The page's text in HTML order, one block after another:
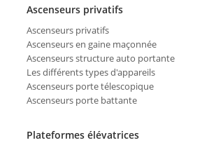
Ascenseurs privatifs
Ascenseurs privatifs
Ascenseurs en gaine maçonnée
Ascenseurs structure auto portante
Les différents types d'appareils
Ascenseurs porte télescopique
Ascenseurs porte battante
Plateformes élévatrices